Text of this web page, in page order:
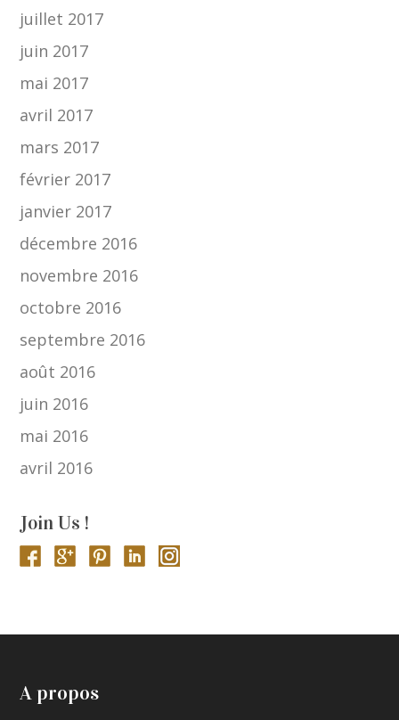
juillet 2017
juin 2017
mai 2017
avril 2017
mars 2017
février 2017
janvier 2017
décembre 2016
novembre 2016
octobre 2016
septembre 2016
août 2016
juin 2016
mai 2016
avril 2016
Join Us !
A propos